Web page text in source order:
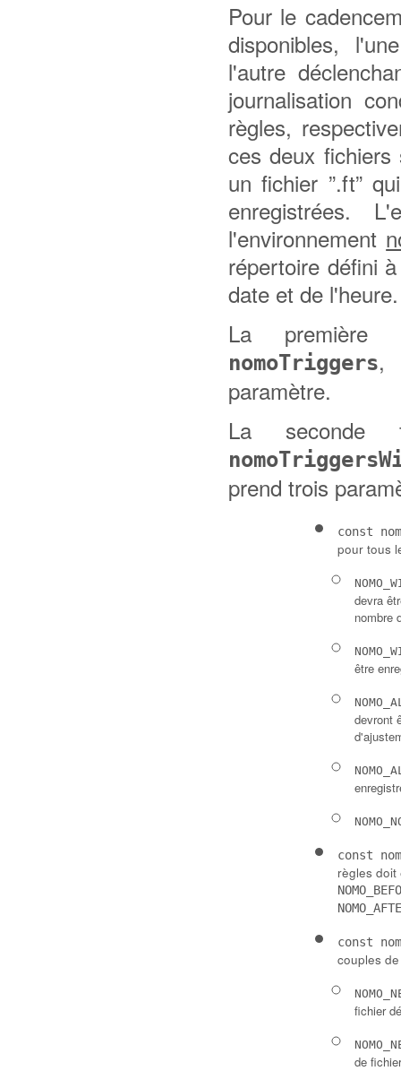
Pour le
disponibles,
l'autre
journalisation
règles,
ces deux fichiers
un fichier ”.ft”
enregistrées.
l'environnement
répertoire défini
date et de l'heure.
La première
nomoTriggers,
paramètre.
La seconde
prend trois
const
pour tous
devra
nombre
être
devront
const
règles
const
couples
fichier
de